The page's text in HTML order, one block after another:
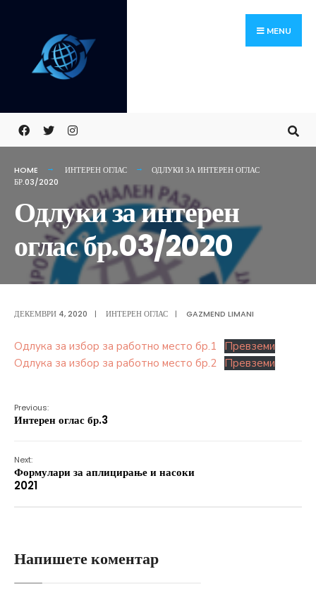
content
MENU
HOME ИНТЕРЕН ОГЛАС
ОДЛУКИ ЗА ИНТЕРЕН ОГЛАС
БР.03/2020
Одлуки за интерен
оглас бр.03/2020
ДЕКЕМВРИ 4, 2020 | ИНТЕРЕН ОГЛАС | GAZMEND LIMANI
Одлука за избор за работно место бр.1
Превземи
Одлука за избор за работно место бр.2 Превземи
Previous:
Интерен оглас бр.3
Next:
Формулари за аплицирање и насоки
2021
Напишете коментар